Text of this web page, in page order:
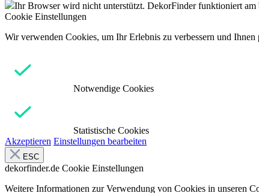
Ihr Browser wird nicht unterstützt. DekorFinder funktioniert
Cookie Einstellungen
Wir verwenden Cookies, um Ihr Erlebnis zu verbessern und
Notwendige Cookies
Statistische Cookies
Akzeptieren Einstellungen bearbeiten
ESC
dekorfinder.de Cookie Einstellungen
Weitere Informationen zur Verwendung von Cookies in unseren